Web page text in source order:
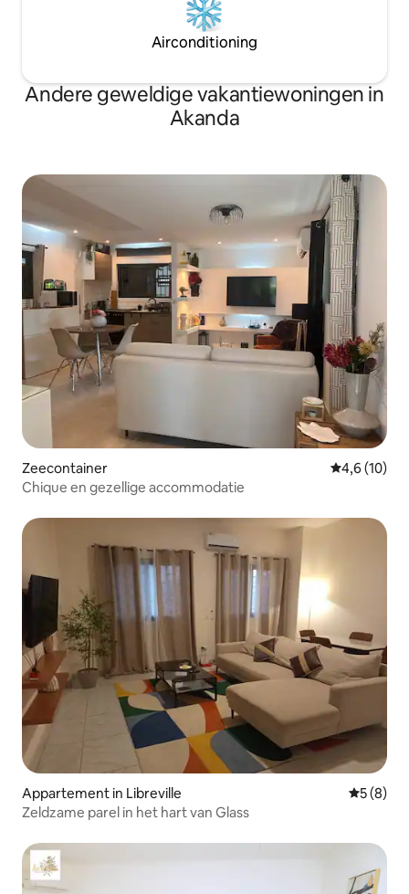
Airconditioning
Andere geweldige vakantiewoningen in
Akanda
Zeecontainer
4,6 (10)
Chique en gezellige accommodatie
Appartement in Libreville
5 (8)
Zeldzame parel in het hart van Glass